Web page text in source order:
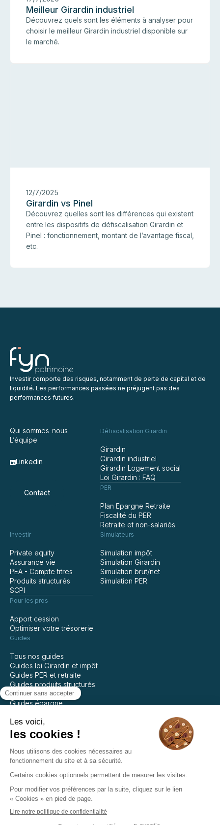
Meilleur Girardin industriel
Découvrez quels sont les éléments à analyser pour
choisir le meilleur Girardin industriel disponible sur
le marché.
12/7/2025
Girardin vs Pinel
Découvrez quelles sont les différences qui existent
entre les dispositifs de défiscalisation Girardin et
Pinel : fonctionnement, montant de l’avantage fiscal,
etc.
Investir comporte des risques, notamment de perte de capital et de
liquidité. Les performances passées ne préjugent pas des
performances futures.
Qui sommes-nous
L’équipe
Linkedin
Contact
Défiscalisation Girardin
Girardin
Girardin industriel
Girardin Logement social
Loi Girardin : FAQ
PER
Plan Epargne Retraite
Fiscalité du PER
Retraite et non-salariés
Investir
Private equity
Assurance vie
PEA - Compte titres
Produits structurés
SCPI
Pour les pros
Apport cession
Optimiser votre trésorerie
Simulateurs
Simulation impôt
Simulation Girardin
Simulation brut/net
Simulation PER
Guides
Tous nos guides
Guides loi Girardin et impôt
Guides PER et retraite
Guides produits structurés
Guides assurance vie
Guides épargne
Guides SCPI
Guides immobilier
Mentions légales
Politique de confidentialité
Recevoir la newsletter